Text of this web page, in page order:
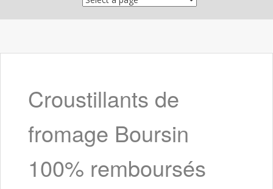
Croustillants de
fromage Boursin
100% remboursés